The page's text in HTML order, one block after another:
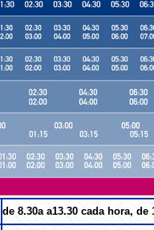
de 8.30a a13.30 cada hora, de